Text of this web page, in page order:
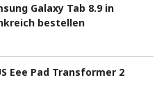
Galaxy Tab 8.9 in
bestellen
Eee Pad Transformer 2